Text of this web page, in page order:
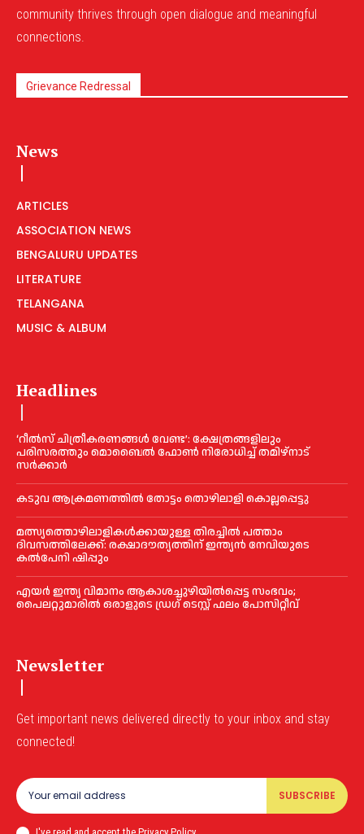
community thrives through open dialogue and meaningful
connections.
Grievance Redressal
News
ARTICLES
ASSOCIATION NEWS
BENGALURU UPDATES
LITERATURE
TELANGANA
MUSIC & ALBUM
Headlines
‘റീല്‍സ് ചിത്രീകരണങ്ങള്‍ വേണ്ട’: ക്ഷേത്രങ്ങളിലും
പരിസരത്തും മൊബൈല്‍ ഫോണ്‍ നിരോധിച്ച്‌ തമിഴ്നാട്
സര്‍ക്കാര്‍
കടുവ ആക്രമണത്തില്‍ തോട്ടം തൊഴിലാളി കൊല്ലപ്പെട്ടു
മത്സ്യത്തൊഴിലാളികള്‍ക്കായുള്ള തിരച്ചില്‍ പത്താം
ദിവസത്തിലേക്ക്: രക്ഷാദൗത്യത്തിന് ഇന്ത്യൻ നേവിയുടെ
കല്‍പേനി ഷിപ്പും
എയര്‍ ഇന്ത്യ വിമാനം ആകാശച്ചുഴിയില്‍പ്പെട്ട സംഭവം;
പൈലറ്റുമാരില്‍ ഒരാളുടെ ഡ്രഗ് ടെസ്റ്റ് ഫലം പോസിറ്റീവ്
Newsletter
Get important news delivered directly to your inbox and stay
connected!
SUBSCRIBE